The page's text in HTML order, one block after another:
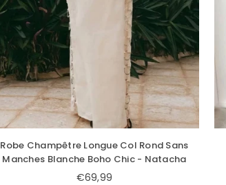
Robe Champêtre Longue Col Rond Sans
Manches Blanche Boho Chic - Natacha
€69,99